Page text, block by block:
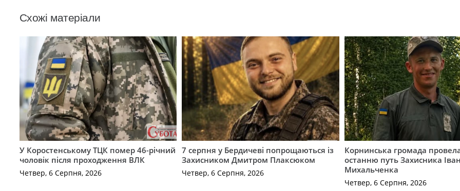
Схожі матеріали
У Коростенському ТЦК помер 46-річний
чоловік після проходження ВЛК
Четвер, 6 Серпня, 2026
7 серпня у Бердичеві попрощаються із
Захисником Дмитром Плаксюком
Четвер, 6 Серпня, 2026
Корнинська громада
останню путь Захисника
Михальченка
Четвер, 6 Серпня, 2026